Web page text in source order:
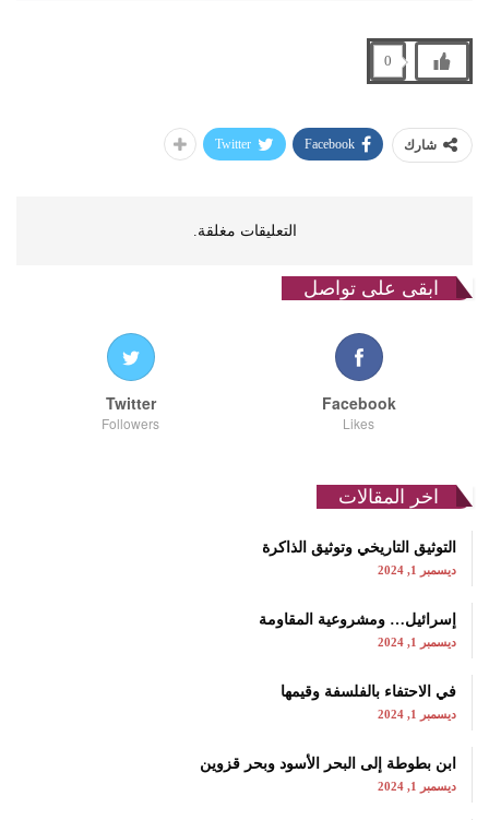
0
شارك Facebook
Twitter
التعليقات مغلقة.
ابقى على تواصل
Facebook
Likes
Twitter
Followers
اخر المقالات
التوثيق التاريخي وتوثيق الذاكرة
ديسمبر 1, 2024
إسرائيل… ومشروعية المقاومة
ديسمبر 1, 2024
في الاحتفاء بالفلسفة وقيمها
ديسمبر 1, 2024
ابن بطوطة إلى البحر الأسود وبحر قزوين
ديسمبر 1, 2024